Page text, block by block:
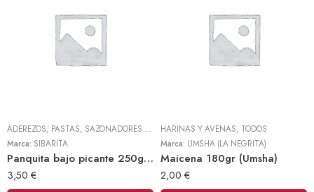
ADEREZOS, PASTAS, SAZONADORES Y CONDIMENTOS ,TODOS
Marca: SIBARITA
Panquita bajo picante 250gr (Sibarita)
3,50 €
HARINAS Y AVENAS, TODOS
Marca: UMSHA (LA NEGRITA)
Maicena 180gr (Umsha)
2,00 €